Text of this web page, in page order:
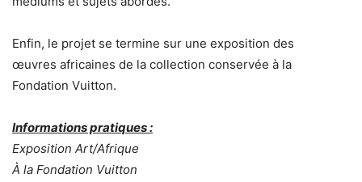
Enfin, le projet se termine sur une exposition des
œuvres africaines de la collection conservée à la
Fondation Vuitton.
Informations pratiques :
Exposition Art/Afrique
À la Fondation Vuitton